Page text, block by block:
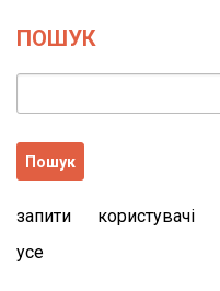
ПОШУК
запити користувачі
усе